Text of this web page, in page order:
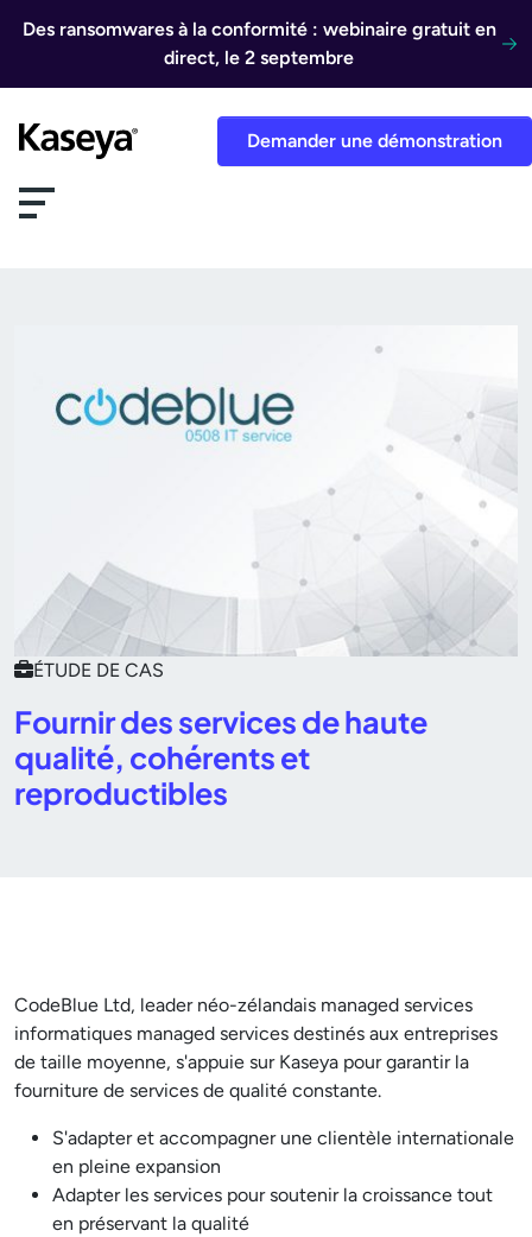
Des ransomwares à la conformité : webinaire gratuit en
direct, le 2 septembre
Demander une démonstration
ÉTUDE DE CAS
Fournir des services de haute
qualité, cohérents et
reproductibles
CodeBlue Ltd, leader néo-zélandais managed services
informatiques managed services destinés aux entreprises
de taille moyenne, s'appuie sur Kaseya pour garantir la
fourniture de services de qualité constante.
S'adapter et accompagner une clientèle internationale
en pleine expansion
Adapter les services pour soutenir la croissance tout
en préservant la qualité